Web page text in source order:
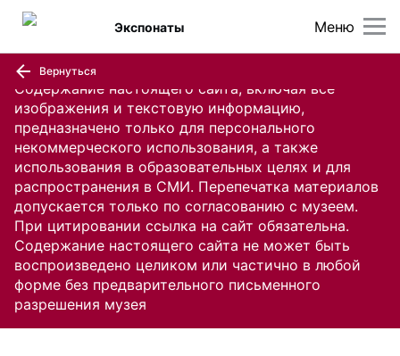
Содержание настоящего сайта, включая все
изображения и текстовую информацию,
предназначено только для персонального
некоммерческого использования, а также
использования в образовательных целях и для
распространения в СМИ. Перепечатка материалов
допускается только по согласованию с музеем.
При цитировании ссылка на сайт обязательна.
Содержание настоящего сайта не может быть
воспроизведено целиком или частично в любой
форме без предварительного письменного
разрешения музея
Меню
Экспонаты
Вернуться